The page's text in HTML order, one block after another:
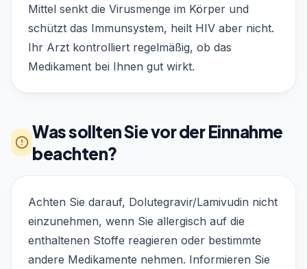
Mittel senkt die Virusmenge im Körper und
schützt das Immunsystem, heilt HIV aber nicht.
Ihr Arzt kontrolliert regelmäßig, ob das
Medikament bei Ihnen gut wirkt.
Was sollten Sie vor der Einnahme
beachten?
Achten Sie darauf, Dolutegravir/Lamivudin nicht
einzunehmen, wenn Sie allergisch auf die
enthaltenen Stoffe reagieren oder bestimmte
andere Medikamente nehmen. Informieren Sie